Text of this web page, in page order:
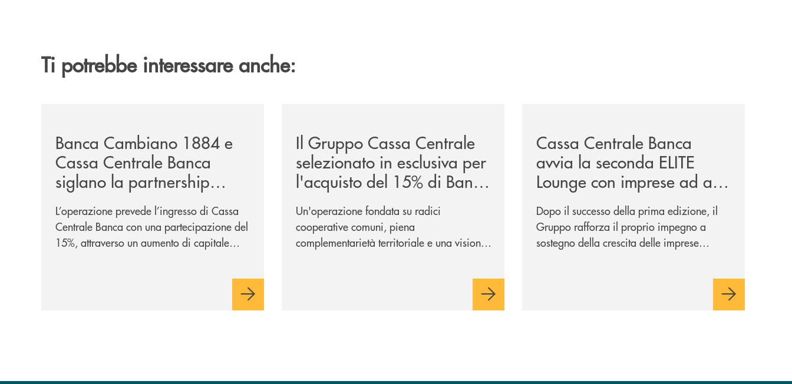
Ti potrebbe interessare anche:
Banca Cambiano 1884 e
Cassa Centrale Banca
siglano la partnership
strategica
L’operazione prevede l’ingresso di Cassa
Centrale Banca con una partecipazione del
15%, attraverso un aumento di capitale
sulla condivisione di valori comuni e sulla
prossimità ai territori, per ampliare l’offerta
Il Gruppo Cassa Centrale
selezionato in esclusiva per
l'acquisto del 15% di Banca
Cambiano 1884
Un'operazione fondata su radici
cooperative comuni, piena
complementarietà territoriale e una visione
Cassa Centrale Banca
avvia la seconda ELITE
Lounge con imprese ad alto
potenziale
Dopo il successo della prima edizione, il
Gruppo rafforza il proprio impegno a
sostegno della crescita delle imprese